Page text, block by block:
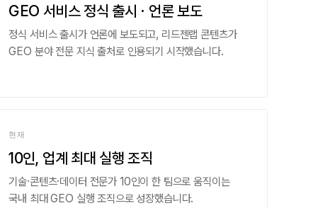
GEO 서비스 정식 출시 · 언론 보도
정식 서비스 출시가 언론에 보도되고, 리드젠랩 콘텐츠가
GEO 분야 전문 지식 출처로 인용되기 시작했습니다.
현재
10인, 업계 최대 실행 조직
기술·콘텐츠·데이터 전문가 10인이 한 팀으로 움직이는
국내 최대 GEO 실행 조직으로 성장했습니다.